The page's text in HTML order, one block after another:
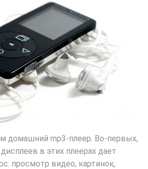
домашний mp3-плеер. Во-первых,
в этих плеерах дает
просмотр видео, картинок,